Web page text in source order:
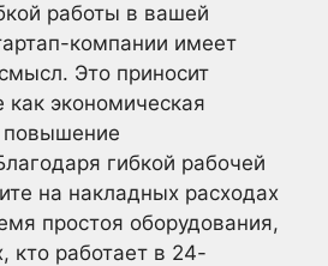
работы в вашей
компании имеет
Это приносит
как экономическая
повышение
гибкой рабочей
на накладных расходах
простоя оборудования,
кто работает в 24-